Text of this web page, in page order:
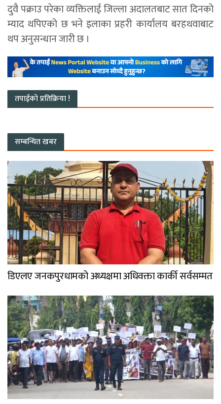
दुवै पक्राउ परेका व्यक्तिलाई जिल्ला अदालतबाट सात दिनको
म्याद थपिएको छ भने इलाका प्रहरी कार्यालय बरहथवाबाट
थप अनुसन्धान जारी छ ।
तपाईको प्रतिक्रिया !
सम्बन्धित खबर
डिएलए जनकपुरधामको अध्यक्षमा अधिवक्ता कार्की सर्वसम्मत